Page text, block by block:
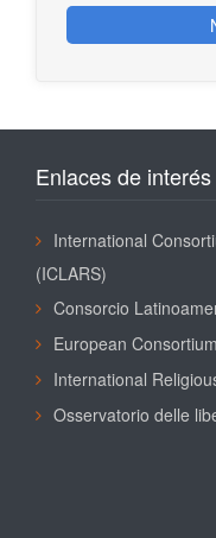
Enlaces de interés
International
(ICLARS)
Consorcio
European
International
Osservatorio delle